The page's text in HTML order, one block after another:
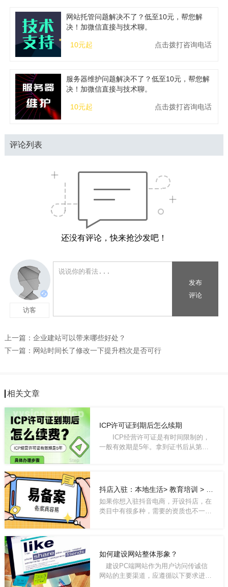
网站托管问题解决不了？低至10元，帮您解
决！加微信直接与技术聊。
10元起 点击拨打咨询电话
服务器维护问题解决不了？低至10元，帮您解
决！加微信直接与技术聊。
10元起 点击拨打咨询电话
评论列表
还没有评论，快来抢沙发吧！
上一篇： 企业建站可以带来哪些好处？
下一篇： 网站时间长了修改一下提升档次是否可行
相关文章
ICP许可证到期后怎么续期
ICP经营许可证是有时间限制的，
一般有效期是5年。拿到证书后从第二
如果你想入驻抖音电商，开设抖店，在
类目中有很多种，需要的资质也不一
如何建设网站整体形象？
建设PC端网站作为用户访问传诚信
网站的主要渠道，应遵循以下要求进行